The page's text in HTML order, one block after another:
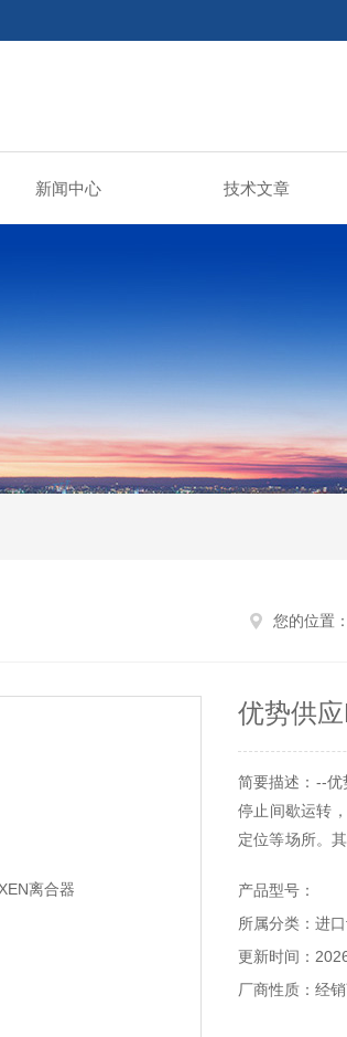
新闻中心 技术文章
您的位置
优势供
简要描述：--优
停止间歇运转
定位等场所。
设备、成型机
机械,&#160;制
产品型号：
所属分类：进
更新时间：
厂商性质：经